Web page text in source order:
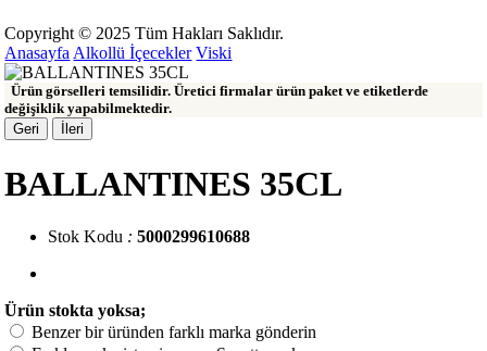
Copyright © 2025 Tüm Hakları Saklıdır.
Anasayfa Alkollü İçecekler Viski
Ürün görselleri temsilidir. Üretici firmalar ürün paket ve etiketlerde
değişiklik yapabilmektedir.
Geri
İleri
BALLANTINES 35CL
Stok Kodu : 5000299610688
Ürün stokta yoksa;
Benzer bir üründen farklı marka gönderin